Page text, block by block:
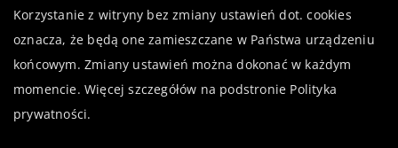
Korzystanie z witryny bez zmiany ustawień dot. cookies
oznacza, że będą one zamieszczane w Państwa urządzeniu
końcowym. Zmiany ustawień można dokonać w każdym
momencie. Więcej szczegółów na podstronie Polityka
prywatności.